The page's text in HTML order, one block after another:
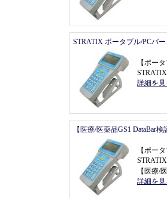
STRATIX ポータブル/PCバ
【ポー
詳細を
【医療/医薬品GS1 DataBar
【ポー
【 医療/
詳細を